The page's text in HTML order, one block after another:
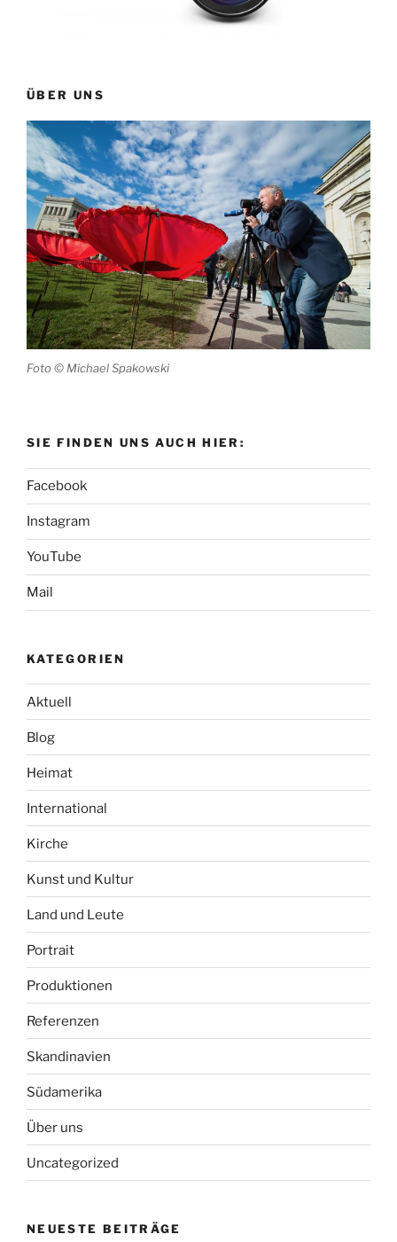
ÜBER UNS
Foto © Michael Spakowski
SIE FINDEN UNS AUCH HIER:
Facebook
Instagram
YouTube
Mail
KATEGORIEN
Aktuell
Blog
Heimat
International
Kirche
Kunst und Kultur
Land und Leute
Portrait
Produktionen
Referenzen
Skandinavien
Südamerika
Über uns
Uncategorized
NEUESTE BEITRÄGE